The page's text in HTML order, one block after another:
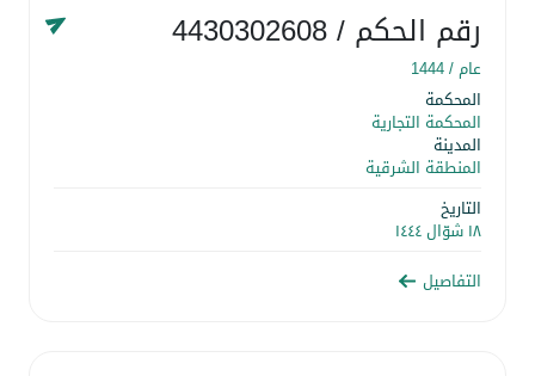
رقم الحكم/ 4430302608
عام /1444
المحكمة
المحكمة التجارية
المدينة
المنطقة الشرقية
التاريخ
١٨ شوّال ١٤٤٤
التفاصيل